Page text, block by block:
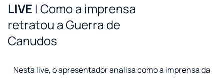
LIVE I Como a imprensa
retratou a Guerra de
Canudos
Nesta live, o apresentador analisa como a imprensa da